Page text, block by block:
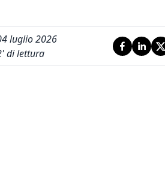
luglio 2026
' di lettura